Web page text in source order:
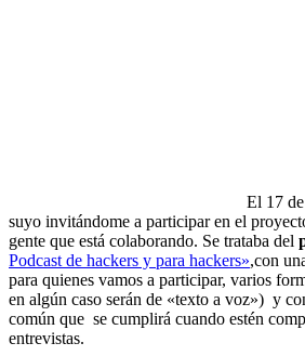
El 17
suyo invitándome a participar en el
gente que está colaborando. Se trataba del
Podcast de hackers y para hackers»,con
para quienes vamos a participar, varios
en algún caso serán de «texto a voz») y
común que se cumplirá cuando estén
entrevistas.